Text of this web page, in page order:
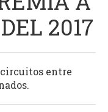
2017
circuitos entre